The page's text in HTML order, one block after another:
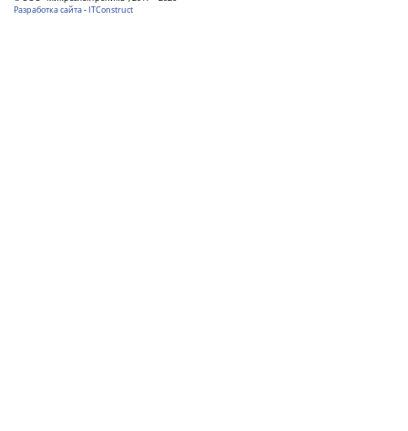
Разработка сайта-ITConstruct